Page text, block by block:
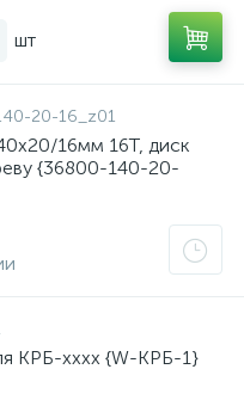
шт
20-16_z01
16мм 16Т, диск
{36800-140-20-
КРБ-хххх {W-КРБ-1}